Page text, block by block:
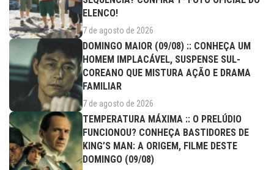
ELENCO!
7 de agosto de 2026
DOMINGO MAIOR (09/08) :: CONHEÇA UM
HOMEM IMPLACÁVEL, SUSPENSE SUL-
COREANO QUE MISTURA AÇÃO E DRAMA
FAMILIAR
7 de agosto de 2026
TEMPERATURA MÁXIMA :: O PRELÚDIO
FUNCIONOU? CONHEÇA BASTIDORES DE
KING’S MAN: A ORIGEM, FILME DESTE
DOMINGO (09/08)